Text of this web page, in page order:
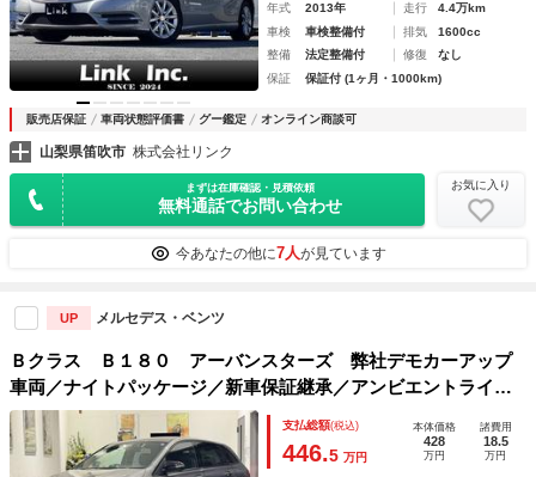
年式 2013年 走行
4.4万km
車検
車検整備付 排気
1600cc
整備
法定整備付 修復
なし
保証
保証付 (1ヶ月・1000km)
販売店保証 車両状態評価書 グー鑑定 オンライン商談可
山梨県笛吹市 株式会社リンク
まずは在庫確認・見積依頼
無料通話でお問い合わせ
お気に入り
今あなたの他に7人が見ています
UP メルセデス・ベンツ
Ｂクラス Ｂ１８０ アーバンスターズ 弊社デモカーアップ
車両／ナイトパッケージ／新車保証継承／アンビエントライト
６４色／メモリー付きパワーシート／シートヒーター／フット
トランクオープナー／キーレスゴー／本革巻きスポーツステア
リング／禁煙車
支払総額(税込)
446.5 万円
本体価格
428
万円
諸費用
18.5
万円